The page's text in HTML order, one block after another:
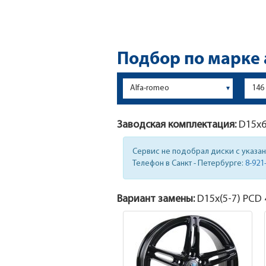
Подбор по марке
Заводская комплектация: D15x6
Сервис не подобрал диски с
Телефон в Санкт - Петербурге: 8-
Вариант замены: D15x(5-7) PCD